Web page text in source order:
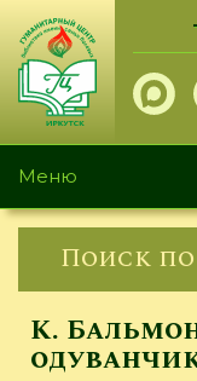
Перейти
основному
содержанию
Меню
Поиск
К.